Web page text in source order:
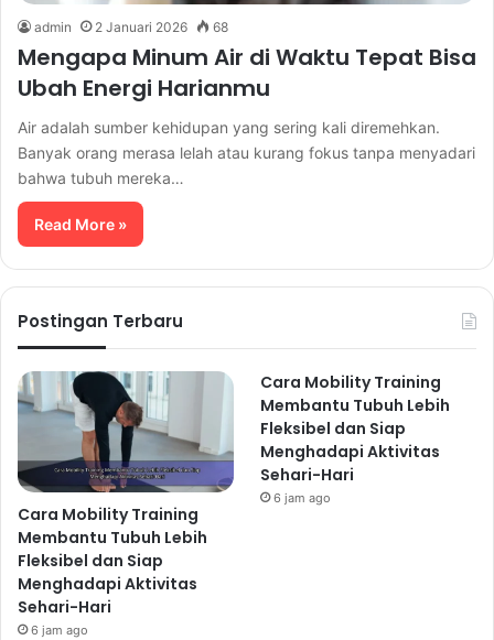
admin 2 Januari 2026 68
Mengapa Minum Air di Waktu Tepat Bisa
Ubah Energi Harianmu
Air adalah sumber kehidupan yang sering kali diremehkan.
Banyak orang merasa lelah atau kurang fokus tanpa menyadari
bahwa tubuh mereka…
Read More »
Postingan Terbaru
Cara Mobility Training
Membantu Tubuh Lebih
Fleksibel dan Siap
Menghadapi Aktivitas
Sehari-Hari
6 jam ago
Cara Mobility Training
Membantu Tubuh Lebih
Fleksibel dan Siap
Menghadapi Aktivitas
Sehari-Hari
6 jam ago